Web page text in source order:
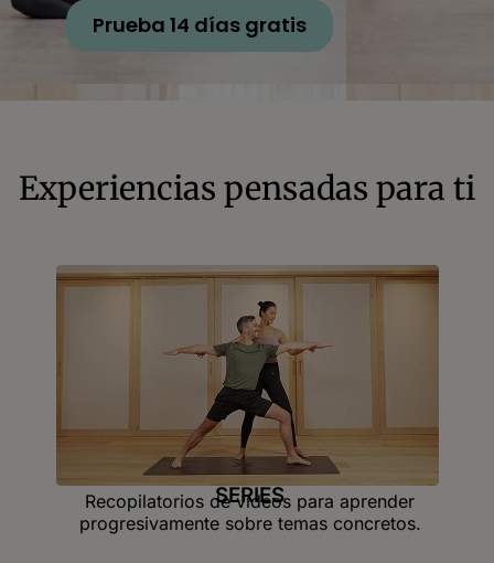
Prueba 14 días gratis
Experiencias pensadas para ti
SERIES
Recopilatorios de vídeos para aprender
progresivamente sobre temas concretos.